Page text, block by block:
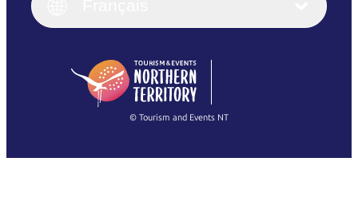
English
(Singapore)
繁體中文
© Tourism and Events NT